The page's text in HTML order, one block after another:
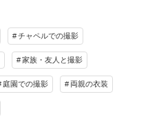
チャペルでの撮影
家族・友人と撮影
庭園での撮影 両親の衣装